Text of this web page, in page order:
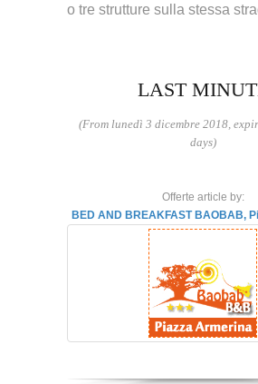
o tre strutture sulla stessa
LAST
(From lunedì 3 dicembre 2018,
days)
Offerte article by:
BED AND BREAKFAST BAOBAB,